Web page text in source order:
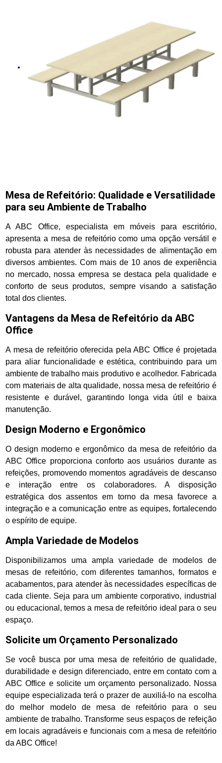
Mesa de Refeitório: Qualidade e Versatilidade
para seu Ambiente de Trabalho
A ABC Office, especialista em móveis para escritório,
apresenta a mesa de refeitório como uma opção versátil e
robusta para atender às necessidades de alimentação em
diversos ambientes. Com mais de 10 anos de experiência
no mercado, nossa empresa se destaca pela qualidade e
conforto de seus produtos, sempre visando a satisfação
total dos clientes.
Vantagens da Mesa de Refeitório da ABC
Office
A mesa de refeitório oferecida pela ABC Office é projetada
para aliar funcionalidade e estética, contribuindo para um
ambiente de trabalho mais produtivo e acolhedor. Fabricada
com materiais de alta qualidade, nossa mesa de refeitório é
resistente e durável, garantindo longa vida útil e baixa
manutenção.
Design Moderno e Ergonômico
O design moderno e ergonômico da mesa de refeitório da
ABC Office proporciona conforto aos usuários durante as
refeições, promovendo momentos agradáveis de descanso
e interação entre os colaboradores. A disposição
estratégica dos assentos em torno da mesa favorece a
integração e a comunicação entre as equipes, fortalecendo
o espírito de equipe.
Ampla Variedade de Modelos
Disponibilizamos uma ampla variedade de modelos de
mesas de refeitório, com diferentes tamanhos, formatos e
acabamentos, para atender às necessidades específicas de
cada cliente. Seja para um ambiente corporativo, industrial
ou educacional, temos a mesa de refeitório ideal para o seu
espaço.
Solicite um Orçamento Personalizado
Se você busca por uma mesa de refeitório de qualidade,
durabilidade e design diferenciado, entre em contato com a
ABC Office e solicite um orçamento personalizado. Nossa
equipe especializada terá o prazer de auxiliá-lo na escolha
do melhor modelo de mesa de refeitório para o seu
ambiente de trabalho. Transforme seus espaços de refeição
em locais agradáveis e funcionais com a mesa de refeitório
da ABC Office!